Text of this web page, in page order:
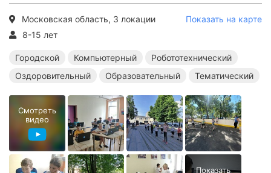
Московская область, 3 локации
Показать на карте
8-15 лет
Городской Компьютерный
Робототехнический
Оздоровительный
Образовательный Тематический
Смотреть
видео
Городские лагеря в Подмосковье
Лагеря программирования в Подмосковье
Компьютерные лагеря в Подмосковье
Робототехнические лагеря в Подмосковье
Технические лагеря в Подмосковье
Оздоровительные лагеря в Подмосковье
Образовательные лагеря в Подмосковье